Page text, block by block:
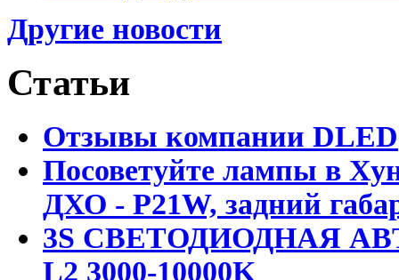
Другие новости
Статьи
Отзывы компании DLED
Посоветуйте лампы в
ДХО - P21W, задний
3S СВЕТОДИОДНАЯ
L2 3000-10000K